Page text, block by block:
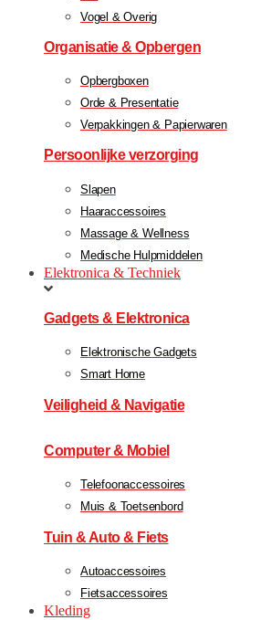
Vogel & Overig
Organisatie & Opbergen
Opbergboxen
Orde & Presentatie
Verpakkingen & Papierwaren
Persoonlijke verzorging
Slapen
Haaraccessoires
Massage & Wellness
Medische Hulpmiddelen
Elektronica & Techniek
Gadgets & Elektronica
Elektronische Gadgets
Smart Home
Veiligheid & Navigatie
Computer & Mobiel
Telefoonaccessoires
Muis & Toetsenbord
Tuin & Auto & Fiets
Autoaccessoires
Fietsaccessoires
Kleding